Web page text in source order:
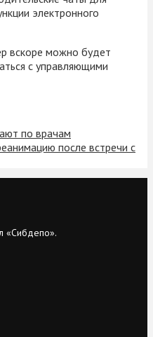
электронного
вскоре можно будет
с управляющими
по врачам
после встречи с
«Сибдепо».